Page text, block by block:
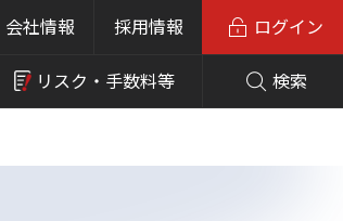
会社情報 採用情報
リスク・ 手数料等 検索
ログイン